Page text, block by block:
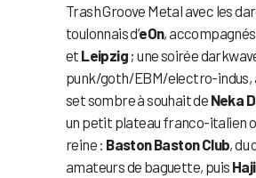
Trash Groove Metal avec les
toulonnais d’eOn,
et Leipzig ; une soirée
punk/goth/EBM/electro-indus,
set sombre à souhait de Neka
un petit plateau franco-italien
reine : Baston Baston Club, du
amateurs de baguette, puis Haji